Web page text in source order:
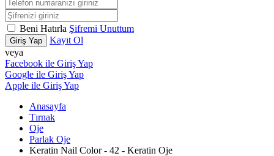
Beni Hatırla Şifremi Unuttum
Giriş Yap
Kayıt Ol
veya
Facebook ile Giriş Yap
Google ile Giriş Yap
Apple ile Giriş Yap
Anasayfa
Tırnak
Oje
Parlak Oje
Keratin Nail Color - 42 - Keratin Oje